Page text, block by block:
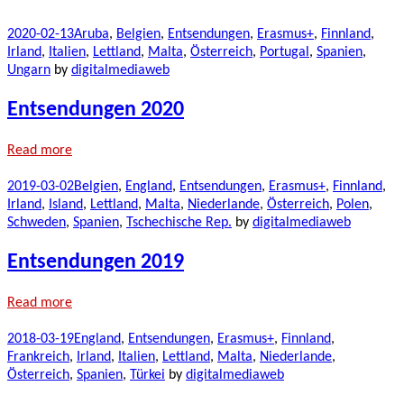
2020-02-13Aruba, Belgien, Entsendungen, Erasmus+, Finnland,
Irland, Italien, Lettland, Malta, Österreich, Portugal , Spanien,
Ungarn by digitalmediaweb
Entsendungen 2020
Read more
2019-03-02Belgien, England, Entsendungen, Erasmus+, Finnland,
Irland, Island, Lettland, Malta, Niederlande, Österreich, Polen,
Schweden, Spanien, Tschechische Rep. by digitalmediaweb
Entsendungen 2019
Read more
2018-03-19England, Entsendungen, Erasmus+, Finnland,
Frankreich, Irland, Italien, Lettland, Malta, Niederlande,
Österreich, Spanien, Türkei by digitalmediaweb